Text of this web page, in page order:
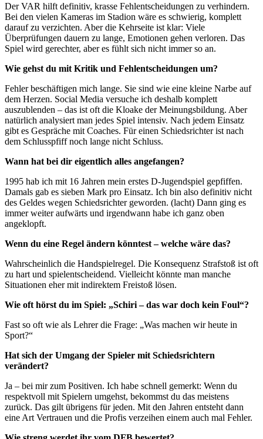
Der VAR hilft definitiv, krasse Fehlentscheidungen zu verhindern.
Bei den vielen Kameras im Stadion wäre es schwierig, komplett
darauf zu verzichten. Aber die Kehrseite ist klar: Viele
Überprüfungen dauern zu lange, Emotionen gehen verloren. Das
Spiel wird gerechter, aber es fühlt sich nicht immer so an.
Wie gehst du mit Kritik und Fehlentscheidungen um?
Fehler beschäftigen mich lange. Sie sind wie eine kleine Narbe auf
dem Herzen. Social Media versuche ich deshalb komplett
auszublenden – das ist oft die Kloake der Meinungsbildung. Aber
natürlich analysiert man jedes Spiel intensiv. Nach jedem Einsatz
gibt es Gespräche mit Coaches. Für einen Schiedsrichter ist nach
dem Schlusspfiff noch lange nicht Schluss.
Wann hat bei dir eigentlich alles angefangen?
1995 hab ich mit 16 Jahren mein erstes D-Jugendspiel gepfiffen.
Damals gab es sieben Mark pro Einsatz. Ich bin also definitiv nicht
des Geldes wegen Schiedsrichter geworden. (lacht) Dann ging es
immer weiter aufwärts und irgendwann habe ich ganz oben
angeklopft.
Wenn du eine Regel ändern könntest – welche wäre das?
Wahrscheinlich die Handspielregel. Die Konsequenz Strafstoß ist oft
zu hart und spielentscheidend. Vielleicht könnte man manche
Situationen eher mit indirektem Freistoß lösen.
Wie oft hörst du im Spiel: „Schiri – das war doch kein Foul“?
Fast so oft wie als Lehrer die Frage: „Was machen wir heute in
Sport?“
Hat sich der Umgang der Spieler mit Schiedsrichtern
verändert?
Ja – bei mir zum Positiven. Ich habe schnell gemerkt: Wenn du
respektvoll mit Spielern umgehst, bekommst du das meistens
zurück. Das gilt übrigens für jeden. Mit den Jahren entsteht dann
eine Art Vertrauen und die Profis verzeihen einem auch mal Fehler.